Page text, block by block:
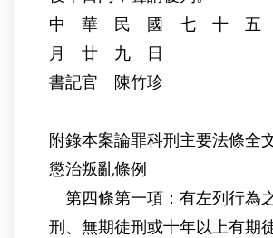
中 華 民 國 七 十
月 廿 九 日
書記官 陳竹珍
附錄本案論罪科刑主要法條全
懲治叛亂條例
第四條第一項：有左列行為
刑、無期徒刑或十年以上有期